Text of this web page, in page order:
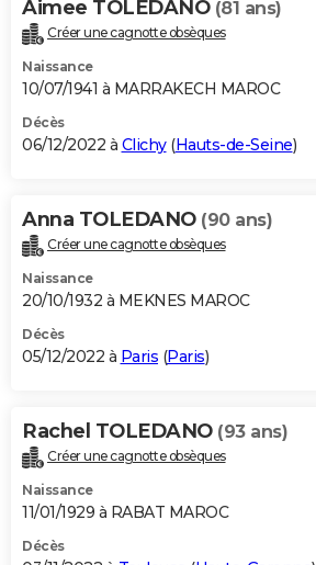
Aimee TOLEDANO (81 ans)
Créer une cagnotte obsèques
Naissance
10/07/1941 à MARRAKECH MAROC
Décès
06/12/2022 à Clichy(Hauts-de-Seine)
Anna TOLEDANO (90 ans)
Créer une cagnotte obsèques
Naissance
20/10/1932 à MEKNES MAROC
Décès
05/12/2022 à Paris (Paris)
Rachel TOLEDANO (93 ans)
Créer une cagnotte obsèques
Naissance
11/01/1929 à RABAT MAROC
Décès